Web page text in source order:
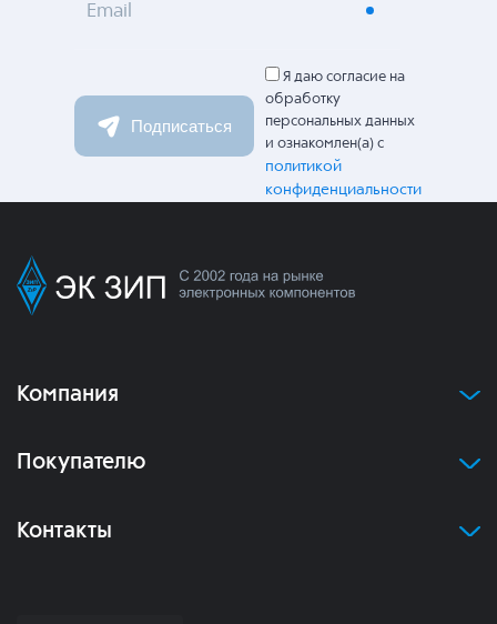
Email
Подписаться
Я даю согласие на
обработку
персональных данных
и ознакомлен(а) с
политикой
конфиденциальности
Компания
Покупателю
Контакты